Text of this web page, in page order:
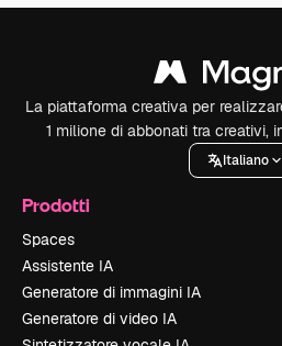
La piattaforma creativa per
1 milione di abbonati tra creativi,
Italiano
Prodotti
Spaces
Assistente IA
Generatore di immagini IA
Generatore di video IA